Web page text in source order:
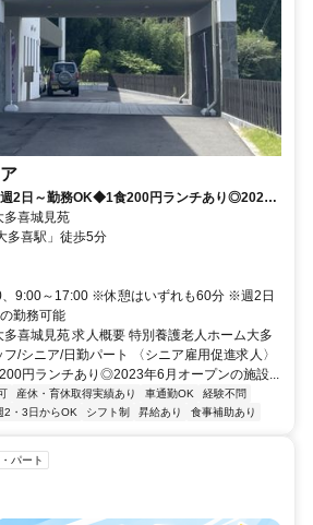
週2日～勤務OK◆1食200円ランチあり◎2023
勤務なしOK！大多喜駅徒歩5分！車通勤OK
、特養、清掃スタッフ（シニア）、日勤パー
多喜城見苑
多喜駅」徒歩5分
9:00～17:00 ※休憩はいずれも60分 ※週2日
勤務可能
喜城見苑 求人概要 特別養護老人ホーム大多
/シニア/日勤パート 〈シニア雇用促進求人〉
円ランチあり◎2023年6月オープンの施設...
産休・育休取得実績あり 車通勤OK
経験不問
2・3日からOK シフト制 昇給あり 食事補助あり
パート